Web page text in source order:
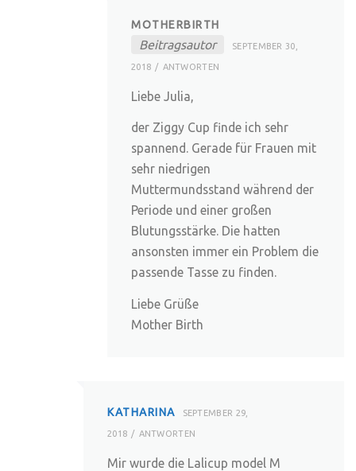
MOTHERBIRTH
Beitragsautor SEPTEMBER 30,
2018 ANTWORTEN
Liebe Julia,
der Ziggy Cup finde ich sehr
spannend. Gerade für Frauen mit
sehr niedrigen
Muttermundsstand während der
Periode und einer großen
Blutungsstärke. Die hatten
ansonsten immer ein Problem die
passende Tasse zu finden.
Liebe Grüße
Mother Birth
KATHARINA SEPTEMBER 29,
2018 ANTWORTEN
Mir wurde die Lalicup model M